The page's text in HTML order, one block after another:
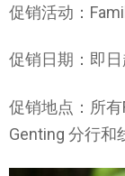
促销活动：
促销日期：即
促销地点：所有
Genting 分行和